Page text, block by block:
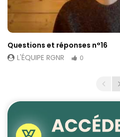
Questions et réponses n°16
L'ÉQUIPE RGNR
0